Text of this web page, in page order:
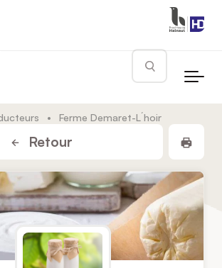
Rechercher
• Ferme Demaret-L´hoir
Retour